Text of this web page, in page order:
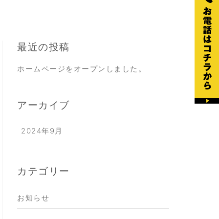
最近の投稿
ホームページをオープンしました。
アーカイブ
2024年9月
カテゴリー
お知らせ